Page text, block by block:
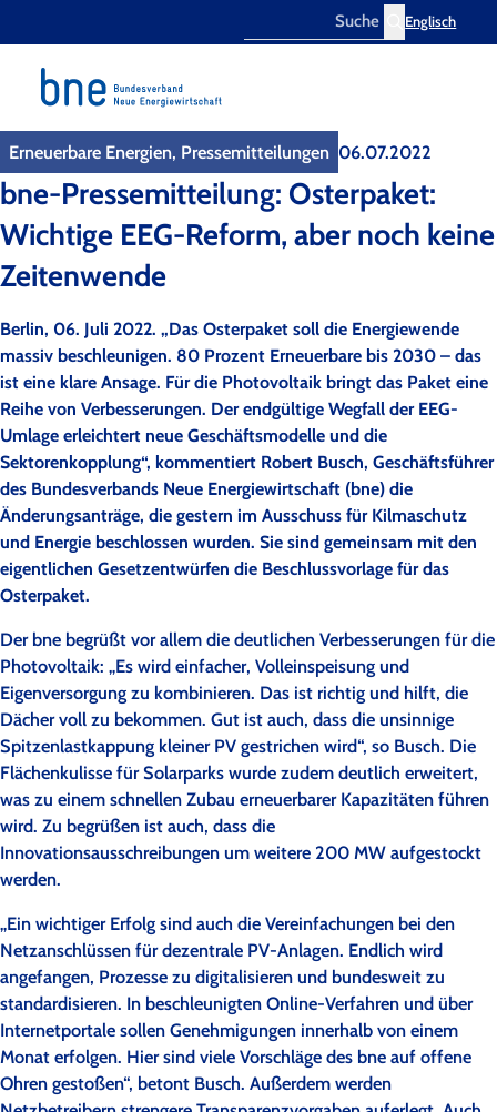
Englisch
Erneuerbare Energien, Pressemitteilungen 06.07.2022
bne-Pressemitteilung: Osterpaket:
Wichtige EEG-Reform, aber noch keine
Zeitenwende
Berlin, 06. Juli 2022. „Das Osterpaket soll die Energiewende
massiv beschleunigen. 80 Prozent Erneuerbare bis 2030 – das
ist eine klare Ansage. Für die Photovoltaik bringt das Paket eine
Reihe von Verbesserungen. Der endgültige Wegfall der EEG-
Umlage erleichtert neue Geschäftsmodelle und die
Sektorenkopplung“, kommentiert Robert Busch, Geschäftsführer
des Bundesverbands Neue Energiewirtschaft (bne) die
Änderungsanträge, die gestern im Ausschuss für Kilmaschutz
und Energie beschlossen wurden. Sie sind gemeinsam mit den
eigentlichen Gesetzentwürfen die Beschlussvorlage für das
Osterpaket.
Der bne begrüßt vor allem die deutlichen Verbesserungen für die
Photovoltaik: „Es wird einfacher, Volleinspeisung und
Eigenversorgung zu kombinieren. Das ist richtig und hilft, die
Dächer voll zu bekommen. Gut ist auch, dass die unsinnige
Spitzenlastkappung kleiner PV gestrichen wird“, so Busch. Die
Flächenkulisse für Solarparks wurde zudem deutlich erweitert,
was zu einem schnellen Zubau erneuerbarer Kapazitäten führen
wird. Zu begrüßen ist auch, dass die
Innovationsausschreibungen um weitere 200 MW aufgestockt
werden.
„Ein wichtiger Erfolg sind auch die Vereinfachungen bei den
Netzanschlüssen für dezentrale PV-Anlagen. Endlich wird
angefangen, Prozesse zu digitalisieren und bundesweit zu
standardisieren. In beschleunigten Online-Verfahren und über
Internetportale sollen Genehmigungen innerhalb von einem
Monat erfolgen. Hier sind viele Vorschläge des bne auf offene
Ohren gestoßen“, betont Busch. Außerdem werden